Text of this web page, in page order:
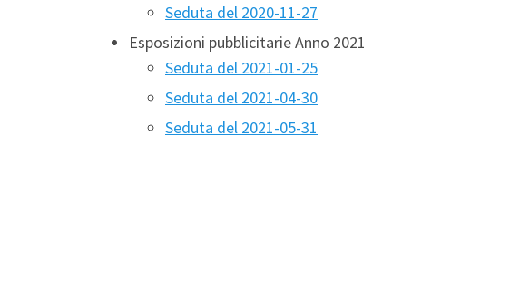
Seduta del 2020-11-27
Esposizioni pubblicitarie Anno 2021
Seduta del 2021-01-25
Seduta del 2021-04-30
Seduta del 2021-05-31